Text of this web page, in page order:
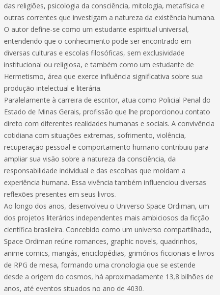
das religiões, psicologia da consciência, mitologia, metafísica e
outras correntes que investigam a natureza da existência humana.
O autor define-se como um estudante espiritual universal,
entendendo que o conhecimento pode ser encontrado em
diversas culturas e escolas filosóficas, sem exclusividade
institucional ou religiosa, e também como um estudante de
Hermetismo, área que exerce influência significativa sobre sua
produção intelectual e literária.
Paralelamente à carreira de escritor, atua como Policial Penal do
Estado de Minas Gerais, profissão que lhe proporcionou contato
direto com diferentes realidades humanas e sociais. A convivência
cotidiana com situações extremas, sofrimento, violência,
recuperação pessoal e comportamento humano contribuiu para
ampliar sua visão sobre a natureza da consciência, da
responsabilidade individual e das escolhas que moldam a
experiência humana. Essa vivência também influenciou diversas
reflexões presentes em seus livros.
Ao longo dos anos, desenvolveu o Universo Space Ordiman, um
dos projetos literários independentes mais ambiciosos da ficção
científica brasileira. Concebido como um universo compartilhado,
Space Ordiman reúne romances, graphic novels, quadrinhos,
anime comics, mangás, enciclopédias, grimórios ficcionais e livros
de RPG de mesa, formando uma cronologia que se estende
desde a origem do cosmos, há aproximadamente 13,8 bilhões de
anos, até eventos situados no ano de 4030.